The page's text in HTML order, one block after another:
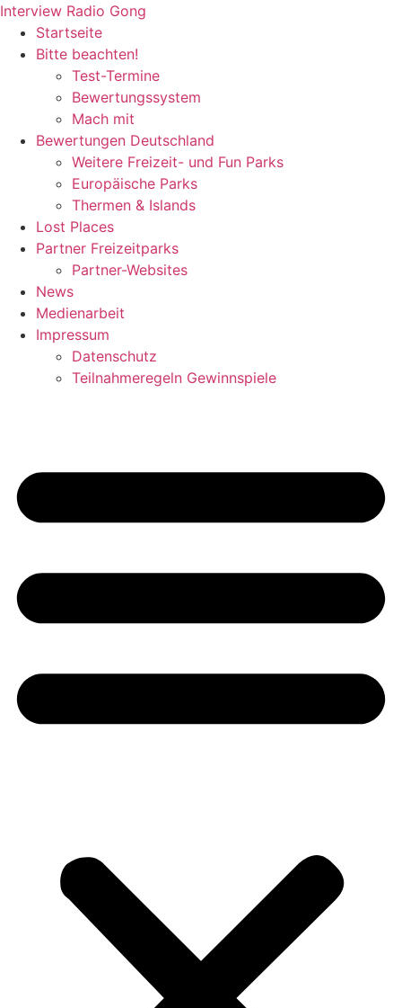
Zum
Inhalt
wechseln
Interview Radio Gong
Startseite
Bitte beachten!
Test-Termine
Bewertungssystem
Mach mit
Bewertungen Deutschland
Weitere Freizeit- und Fun Parks
Europäische Parks
Thermen & Islands
Lost Places
Partner Freizeitparks
Partner-Websites
News
Medienarbeit
Impressum
Datenschutz
Teilnahmeregeln Gewinnspiele